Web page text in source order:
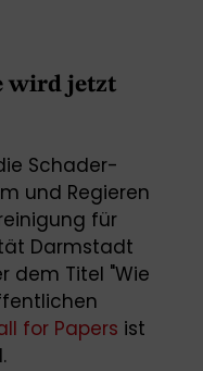
wird jetzt
Schader-
und Regieren
für
Darmstadt
dem Titel "Wie
for Papers ist